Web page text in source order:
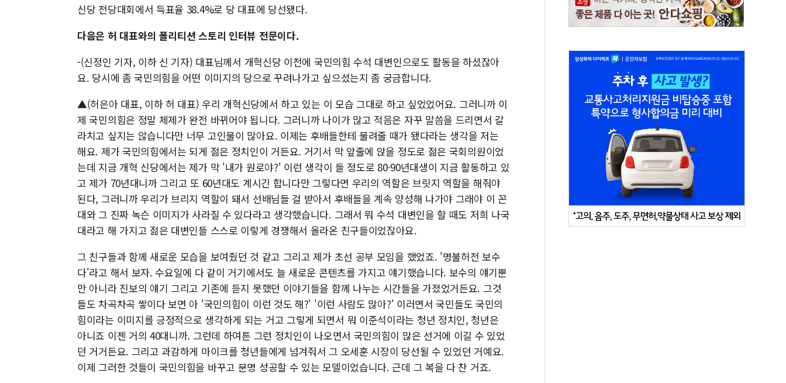
신당 전당대회에서 득표율 38.4%로 당 대표에 당선됐다.
다음은 허 대표와의 폴리티션 스토리 인터뷰 전문이다.
-(신정인 기자, 이하 신 기자) 대표님께서 개혁신당 이전에 국민의힘 수석 대변인으로도 활동을 하셨잖아
요. 당시에 좀 국민의힘을 어떤 이미지의 당으로 꾸려나가고 싶으셨는지 좀 궁금합니다.
▲(허은아 대표, 이하 허 대표) 우리 개혁신당에서 하고 있는 이 모습 그대로 하고 싶었었어요. 그러니까 이
제 국민의힘은 정말 체제가 완전 바뀌어야 됩니다. 그러니까 나이가 많고 적음은 자꾸 말씀을 드리면서 갈
라치고 싶지는 않습니다만 너무 고인물이 많아요. 이제는 후배들한테 물려줄 때가 됐다라는 생각을 저는
해요. 제가 국민의힘에서는 되게 젊은 정치인이 거든요. 거기서 막 앞줄에 앉을 정도로 젊은 국회의원이었
는데 지금 개혁 신당에서는 제가 막 '내가 원로야?' 이런 생각이 들 정도로 80·90년대생이 지금 활동하고 있
고 제가 70년대니까 그리고 또 60년대도 계시긴 합니다만 그렇다면 우리의 역할은 브릿지 역할을 해줘야
된다, 그러니까 우리가 브리지 역할이 돼서 선배님들 걸 받아서 후배들을 계속 양성해 나가야 그래야 이 꼰
대와 그 진짜 녹슨 이미지가 사라질 수 있다라고 생각했습니다. 그래서 뭐 수석 대변인을 할 때도 저희 나국
대라고 해 가지고 젊은 대변인들 스스로 이렇게 경쟁해서 올라온 친구들이었잖아요.
그 친구들과 함께 새로운 모습을 보여줬던 것 같고 그리고 제가 초선 공부 모임을 했었죠. '명불허전 보수
다'라고 해서 보자. 수요일에 다 같이 거기에서도 늘 새로운 콘텐츠를 가지고 얘기했습니다. 보수의 얘기뿐
만 아니라 진보의 얘기 그리고 기존에 듣지 못했던 이야기들을 함께 나누는 시간들을 가졌었거든요. 그것
들도 차곡차곡 쌓이다 보면 아 '국민의힘이 이런 것도 해?' '이런 사람도 많아?' 이러면서 국민들도 국민의
힘이라는 이미지를 긍정적으로 생각하게 되는 거고 그렇게 되면서 뭐 이준석이라는 청년 정치인, 청년은
아니죠 이젠 거의 40대니까. 그런데 하여튼 그런 정치인이 나오면서 국민의힘이 많은 선거에 이길 수 있었
던 거거든요. 그리고 과감하게 마이크를 청년들에게 넘겨줘서 그 오세훈 시장이 당선될 수 있었던 거예요.
이제 그러한 것들이 국민의힘을 바꾸고 분명 성공할 수 있는 모델이었습니다. 근데 그 복을 다 찬 거죠.